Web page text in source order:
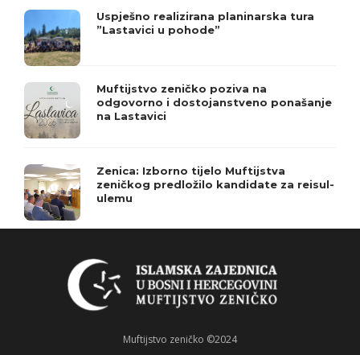
Uspješno realizirana planinarska tura
”Lastavici u pohode”
Muftijstvo zeničko poziva na
odgovorno i dostojanstveno ponašanje
na Lastavici
Zenica: Izborno tijelo Muftijstva
zeničkog predložilo kandidate za reisul-
ulemu
Muftijstvo zeničko ©2024